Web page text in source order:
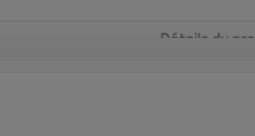
Détails du